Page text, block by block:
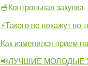
🥣Контрольная закупка
⚡Такого не покажут по
Как изменился прием
📢ЛУЧШИЕ МОЛОДЫЕ